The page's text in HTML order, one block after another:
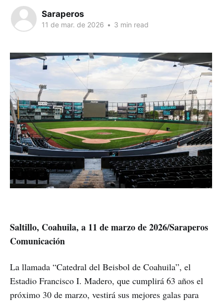
Saraperos
11 de mar. de 2026 • 3 min read
Saltillo, Coahuila, a 11 de marzo de 2026/Saraperos
Comunicación
La llamada “Catedral del Beisbol de Coahuila”, el
Estadio Francisco I. Madero, que cumplirá 63 años el
próximo 30 de marzo, vestirá sus mejores galas para